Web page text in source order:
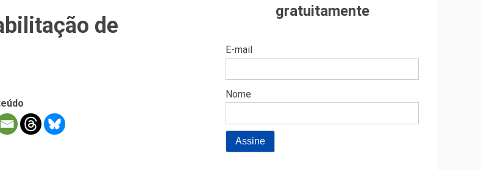
de
gratuitamente
E-mail
Nome